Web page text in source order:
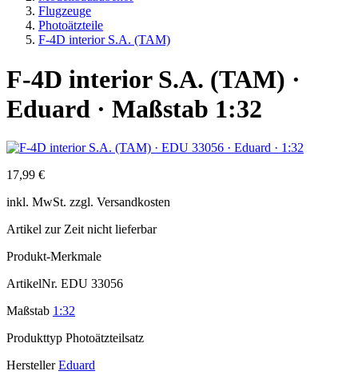
Flugzeuge
Photoätzteile
F-4D interior S.A. (TAM)
F-4D interior S.A. (TAM) ·
Eduard · Maßstab 1:32
17,99 €
inkl. MwSt. zzgl. Versandkosten
Artikel zur Zeit nicht lieferbar
Produkt-Merkmale
ArtikelNr. EDU 33056
Maßstab 1:32
Produkttyp Photoätzteilsatz
Hersteller Eduard